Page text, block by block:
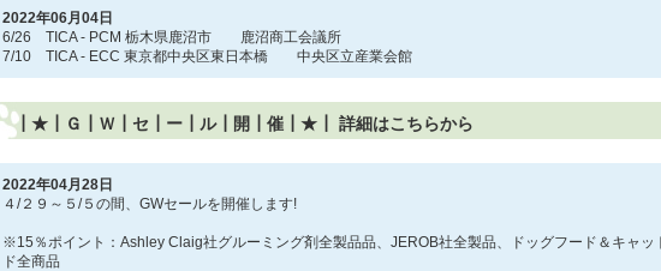
2022年06月04日
6/26 TICA - PCM 栃木県鹿沼市 鹿沼商工会議所
7/10 TICA - ECC 東京都中央区東日本橋 中央区立産業会館
┃★┃Ｇ┃Ｗ┃セ┃ー┃ル┃開┃催┃★┃ 詳細はこちらから
2022年04月28日
４/２９～５/５の間、GWセールを開催します!
※15％ポイント：Ashley Claig社グルーミング剤全製品品、JEROB社全製品、ドッグフード＆キャッ
ド全商品